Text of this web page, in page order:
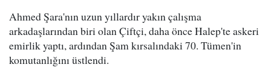
Ahmed Şara'nın uzun yıllardır yakın çalışma
arkadaşlarından biri olan Çiftçi, daha önce Halep'te askeri
emirlik yaptı, ardından Şam kırsalındaki 70. Tümen'in
komutanlığını üstlendi.